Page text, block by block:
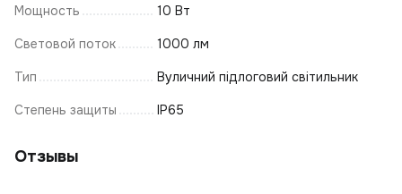
Мощность 10 Вт
Световой поток 1000 лм
Тип Вуличний підлоговий світильник
Степень защиты IP65
Отзывы